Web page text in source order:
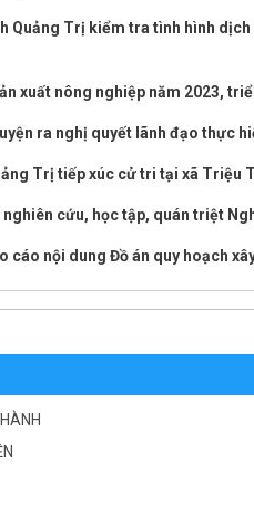
Quảng Trị kiểm tra tình hình
xuất nông nghiệp năm 2023,
ra nghị quyết lãnh đạo thực
Trị tiếp xúc cử tri tại xã Triệu
cứu, học tập, quán triệt
cáo nội dung Đồ án quy hoạch